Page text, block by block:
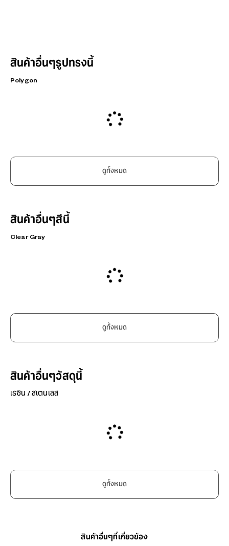
สินค้าอื่นๆรูปทรงนี้
Polygon
ดูทั้งหมด
สินค้าอื่นๆสีนี้
Clear Gray
ดูทั้งหมด
สินค้าอื่นๆวัสดุนี้
เรซิน / สเตนเลส
ดูทั้งหมด
สินค้าอื่นๆที่เกี่ยวข้อง